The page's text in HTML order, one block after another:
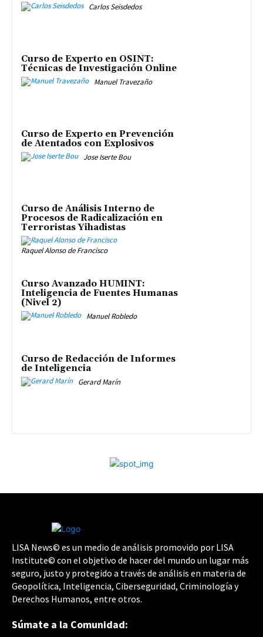
Carlos Seisdedos
Curso de Experto en OSINT:
Técnicas de Investigación Online
Manuel Travezaño
Curso de Experto en Prevención
de Atentados con Explosivos
Jose Iserte Bou
Curso de Análisis Interno de
Procesos de Radicalización en
Terroristas Yihadistas
Raquel Alonso de Francisco
Curso Avanzado HUMINT:
Inteligencia de Fuentes Humanas
(Nivel 2)
Manuel Robledo
Curso de Redacción de Informes
de Inteligencia
Gerard Marín
LISA News© es un medio de análisis promovido por LISA
Institute© con el objetivo de hacer del mundo un lugar más
seguro, justo y protegido a través de análisis en materia de
Geopolítica, Inteligencia, Ciberseguridad, Criminología y
Derechos Humanos, entre otros.
Súmate a la Comunidad: